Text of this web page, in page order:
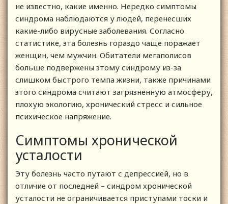
не известно, какие именно. Нередко симптомы
синдрома наблюдаются у людей, перенесших
какие-либо вирусные заболевания. Согласно
статистике, эта болезнь гораздо чаще поражает
женщин, чем мужчин. Обитатели мегаполисов
больше подвержены этому синдрому из-за
слишком быстрого темпа жизни, также причинами
этого синдрома считают загрязнённую атмосферу,
плохую экологию, хронический стресс и сильное
психическое напряжение.
Симптомы хронической
усталости
Эту болезнь часто путают с депрессией, но в
отличие от последней – синдром хронической
усталости не ограничивается приступами тоски и